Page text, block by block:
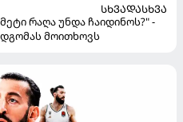
ᲡᲮᲕᲐᲓᲐᲡᲮᲕᲐ
რაღა უნდა ჩაიდინოს?" -
მოითხოვს